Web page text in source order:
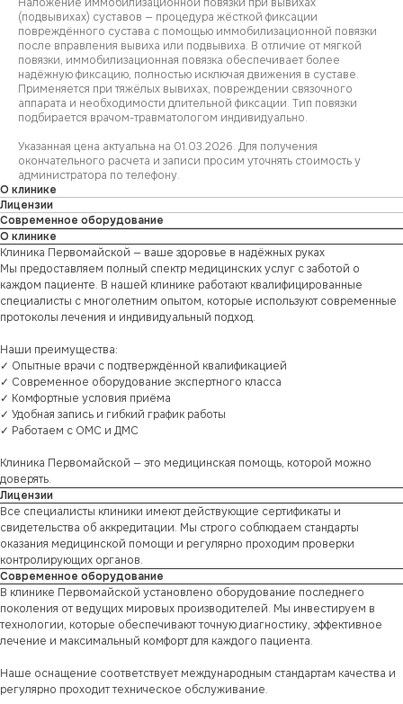
(подвывихах) суставов — процедура жёсткой фиксации
повреждённого сустава с помощью иммобилизационной повязки
после вправления вывиха или подвывиха. В отличие от мягкой
повязки, иммобилизационная повязка обеспечивает более
надёжную фиксацию, полностью исключая движения в суставе.
Применяется при тяжёлых вывихах, повреждении связочного
аппарата и необходимости длительной фиксации. Тип повязки
подбирается врачом-травматологом индивидуально.
Указанная цена актуальна на 01.03.2026. Для получения
окончательного расчета и записи просим уточнять стоимость у
администратора по телефону.
О клинике
Лицензии
Современное оборудование
О клинике
Клиника Первомайской — ваше здоровье в надёжных руках
Мы предоставляем полный спектр медицинских услуг с заботой о
каждом пациенте. В нашей клинике работают квалифицированные
специалисты с многолетним опытом, которые используют современные
протоколы лечения и индивидуальный подход.
Наши преимущества:
✓ Опытные врачи с подтверждённой квалификацией
✓ Современное оборудование экспертного класса
✓ Комфортные условия приёма
✓ Удобная запись и гибкий график работы
✓ Работаем с ОМС и ДМС
Клиника Первомайской — это медицинская помощь, которой можно
доверять.
Лицензии
Все специалисты клиники имеют действующие сертификаты и
свидетельства об аккредитации. Мы строго соблюдаем стандарты
оказания медицинской помощи и регулярно проходим проверки
контролирующих органов.
Современное оборудование
В клинике Первомайской установлено оборудование последнего
поколения от ведущих мировых производителей. Мы инвестируем в
технологии, которые обеспечивают точную диагностику, эффективное
лечение и максимальный комфорт для каждого пациента.
Наше оснащение соответствует международным стандартам качества и
регулярно проходит техническое обслуживание.